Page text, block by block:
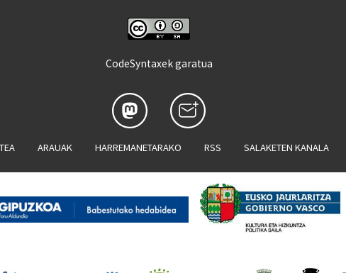
CodeSyntaxek garatua
ARAUAK HARREMANETARAKO RSS SALAKETEN KANALA